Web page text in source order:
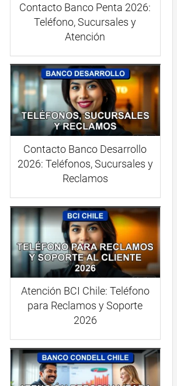
Contacto Banco Penta 2026:
Teléfono, Sucursales y
Atención
Contacto Banco Desarrollo
2026: Teléfonos, Sucursales y
Reclamos
Atención BCI Chile: Teléfono
para Reclamos y Soporte
2026